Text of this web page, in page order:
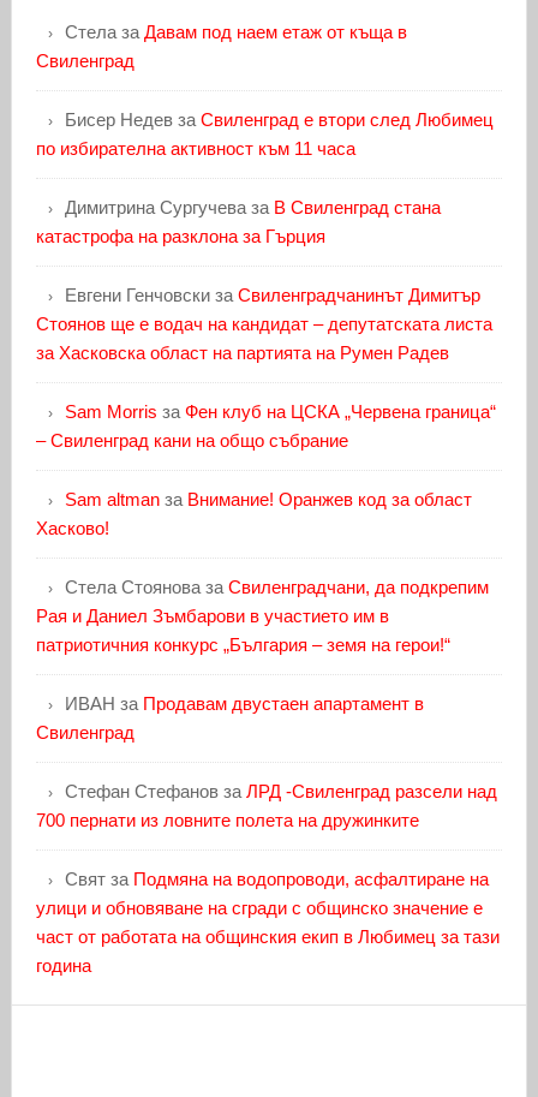
Стелаза Давам под наем етаж от къща в
Свиленград
Бисер Недевза Свиленград е втори след Любимец
по избирателна активност към 11 часа
Димитрина Сургучеваза В Свиленград стана
катастрофа на разклона за Гърция
Евгени Генчовскиза Свиленградчанинът Димитър
Стоянов ще е водач на кандидат – депутатската листа
за Хасковска област на партията на Румен Радев
Sam Morris за Фен клуб на ЦСКА „Червена граница“
– Свиленград кани на общо събрание
Sam altmanза Внимание! Оранжев код за област
Хасково!
Стела Стояноваза Свиленградчани, да подкрепим
Рая и Даниел Зъмбарови в участието им в
патриотичния конкурс „България – земя на герои!“
ИВАН за Продавам двустаен апартамент в
Свиленград
Стефан Стефановза ЛРД -Свиленград разсели над
700 пернати из ловните полета на дружинките
Святза Подмяна на водопроводи, асфалтиране на
улици и обновяване на сгради с общинско значение е
част от работата на общинския екип в Любимец за тази
година